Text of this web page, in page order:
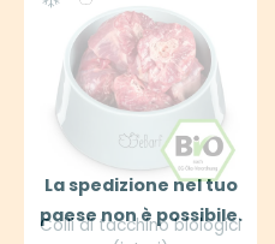
La spedizione nel tuo
paese non è possibile.
Colli di tacchino biologici